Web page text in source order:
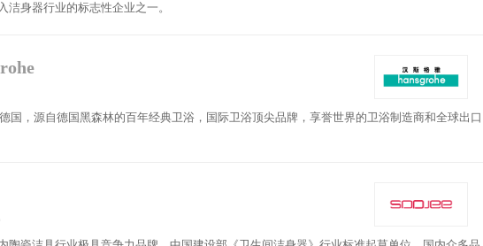
身器行业的标志性企业之一。
国，源自德国黑森林的百年经典卫浴，国际卫浴顶尖品牌，享誉世界的卫浴制造商和全球出口